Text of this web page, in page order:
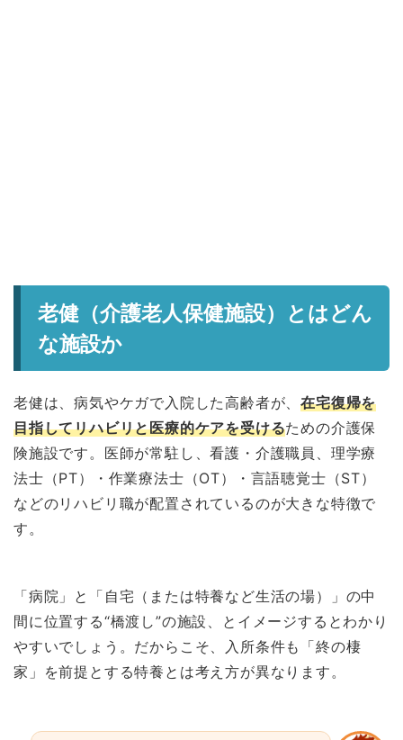
老健（介護老人保健施設）とはどん
な施設か
老健は、病気やケガで入院した高齢者が、在宅復帰を
目指してリハビリと医療的ケアを受けるための介護保
険施設です。医師が常駐し、看護・介護職員、理学療
法士（PT）・作業療法士（OT）・言語聴覚士（ST）
などのリハビリ職が配置されているのが大きな特徴で
す。
「病院」と「自宅（または特養など生活の場）」の中
間に位置する“橋渡し”の施設、とイメージするとわかり
やすいでしょう。だからこそ、入所条件も「終の棲
家」を前提とする特養とは考え方が異なります。